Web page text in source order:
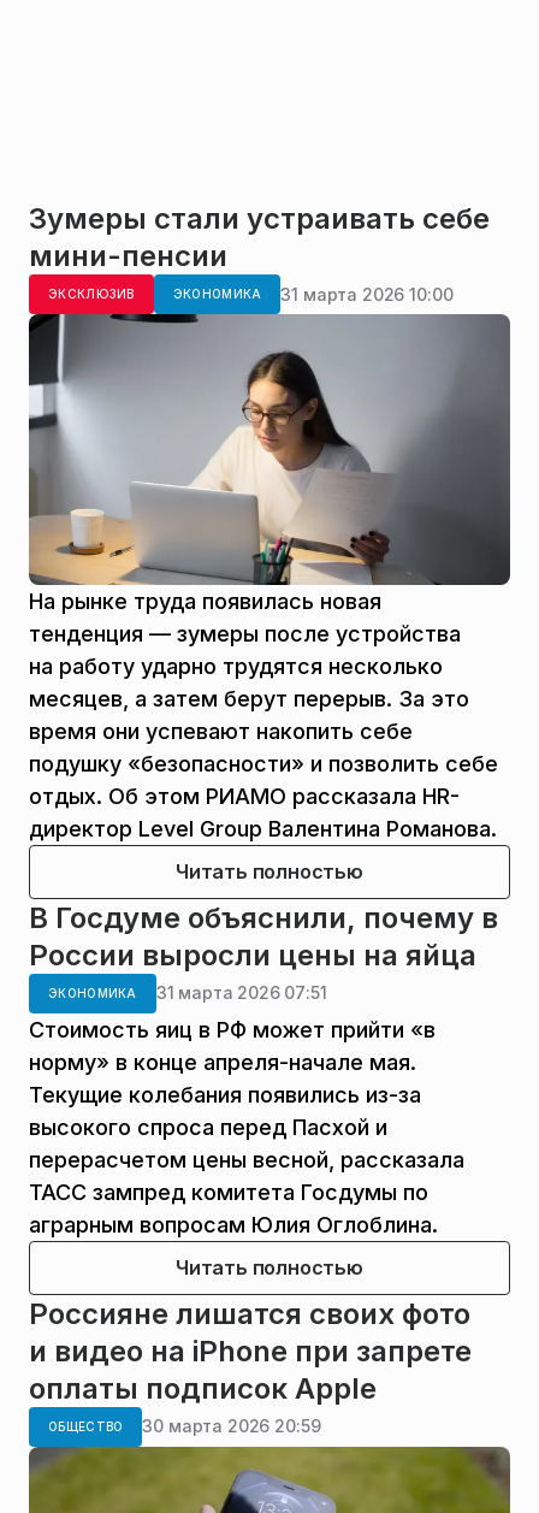
Зумеры стали устраивать себе
мини-пенсии
ЭКСКЛЮЗИВ ЭКОНОМИКА 31 марта 2026 10:00
На рынке труда появилась новая
тенденция — зумеры после устройства
на работу ударно трудятся несколько
месяцев, а затем берут перерыв. За это
время они успевают накопить себе
подушку «безопасности» и позволить себе
отдых. Об этом РИАМО рассказала HR-
директор Level Group Валентина Романова.
Читать полностью
В Госдуме объяснили, почему в
России выросли цены на яйца
ЭКОНОМИКА 31 марта 2026 07:51
Стоимость яиц в РФ может прийти «в
норму» в конце апреля-начале мая.
Текущие колебания появились из-за
высокого спроса перед Пасхой и
перерасчетом цены весной, рассказала
ТАСС зампред комитета Госдумы по
аграрным вопросам Юлия Оглоблина.
Читать полностью
Россияне лишатся своих фото
и видео на iPhone при запрете
оплаты подписок Apple
ОБЩЕСТВО 30 марта 2026 20:59